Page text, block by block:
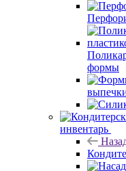
формы
инвентарь